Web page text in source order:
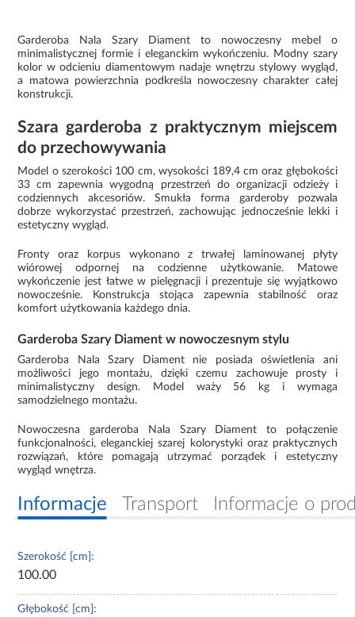
Garderoba Nala Szary Diament to nowoczesny mebel o
minimalistycznej formie i eleganckim wykończeniu. Modny szary
kolor w odcieniu diamentowym nadaje wnętrzu stylowy wygląd,
a matowa powierzchnia podkreśla nowoczesny charakter całej
konstrukcji.
Szara garderoba z praktycznym miejscem
do przechowywania
Model o szerokości 100 cm, wysokości 189,4 cm oraz głębokości
33 cm zapewnia wygodną przestrzeń do organizacji odzieży i
codziennych akcesoriów. Smukła forma garderoby pozwala
dobrze wykorzystać przestrzeń, zachowując jednocześnie lekki i
estetyczny wygląd.
Fronty oraz korpus wykonano z trwałej laminowanej płyty
wiórowej odpornej na codzienne użytkowanie. Matowe
wykończenie jest łatwe w pielęgnacji i prezentuje się wyjątkowo
nowocześnie. Konstrukcja stojąca zapewnia stabilność oraz
komfort użytkowania każdego dnia.
Garderoba Szary Diament w nowoczesnym stylu
Garderoba Nala Szary Diament nie posiada oświetlenia ani
możliwości jego montażu, dzięki czemu zachowuje prosty i
minimalistyczny design. Model waży 56 kg i wymaga
samodzielnego montażu.
Nowoczesna garderoba Nala Szary Diament to połączenie
funkcjonalności, eleganckiej szarej kolorystyki oraz praktycznych
rozwiązań, które pomagają utrzymać porządek i estetyczny
wygląd wnętrza.
Informacje Transport Informacje o
Szerokość [cm]:
100.00
Głębokość [cm]: